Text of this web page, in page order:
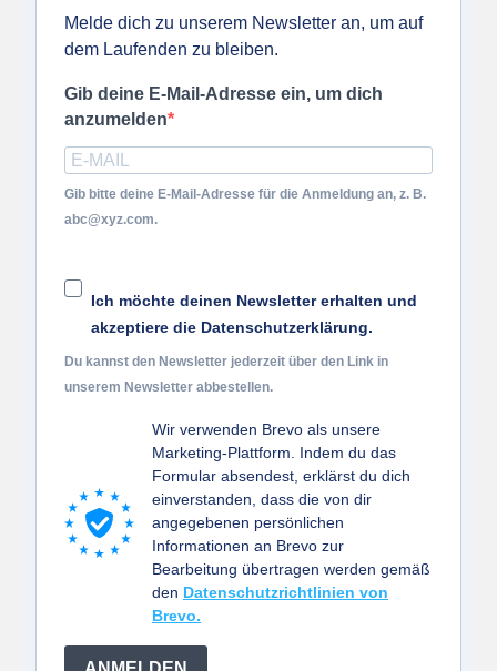
Melde dich zu unserem Newsletter an, um auf
dem Laufenden zu bleiben.
Gib deine E-Mail-Adresse ein, um dich
anzumelden
Gib bitte deine E-Mail-Adresse für die Anmeldung an, z. B.
abc@xyz.com.
Ich möchte deinen Newsletter erhalten und
akzeptiere die Datenschutzerklärung.
Du kannst den Newsletter jederzeit über den Link in
unserem Newsletter abbestellen.
Wir verwenden Brevo als unsere
Marketing-Plattform. Indem du das
Formular absendest, erklärst du dich
einverstanden, dass die von dir
angegebenen persönlichen
Informationen an Brevo zur
Bearbeitung übertragen werden gemäß
den Datenschutzrichtlinien von
Brevo.